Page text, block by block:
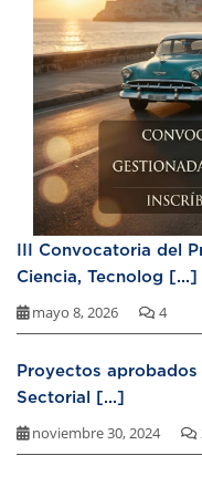
III Convocatoria del
Ciencia, Tecnolog [...]
mayo 8, 2026 4
Proyectos
Sectorial [...]
noviembre 30, 2024